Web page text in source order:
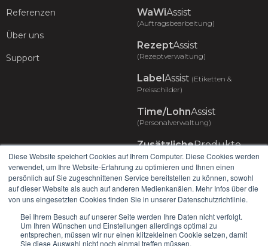
Diese Website speichert Cookies auf Ihrem Computer. Diese Cookies werden
verwendet, um Ihre Website-Erfahrung zu optimieren und Ihnen einen
persönlich auf Sie zugeschnittenen Service bereitstellen zu können, sowohl
auf dieser Website als auch auf anderen Medienkanälen. Mehr Infos über die
von uns eingesetzten Cookies finden Sie in unserer Datenschutzrichtlinie.
Bei Ihrem Besuch auf unserer Seite werden Ihre Daten nicht verfolgt.
Um Ihren Wünschen und Einstellungen allerdings optimal zu
entsprechen, müssen wir nur einen klitzekleinen Cookie setzen, damit
Sie diese Auswahl nicht noch einmal treffen müssen.
Referenzen
Über uns
Support
WaWiAssist
(Auftragsbearbeitung)
RezeptAssist
(Rezeptverwaltung)
LabelAssist (Etiketten &
Preisschilder)
Time/LohnAssist
(Personalverwaltung)
ZusätzlicheProdukte
(Erweiterungen)
Infos
Datenschutz
Impressum
Kontakt
info@hssoft.com
041 799 69 90 (Schweiz)